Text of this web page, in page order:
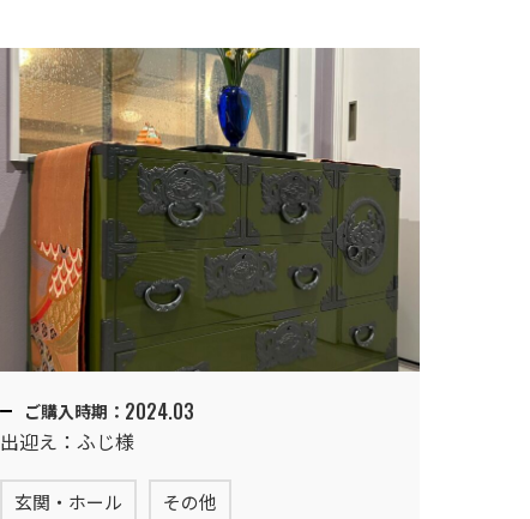
ご購入時期： 2024.03
出迎え：ふじ様
玄関・ホール その他